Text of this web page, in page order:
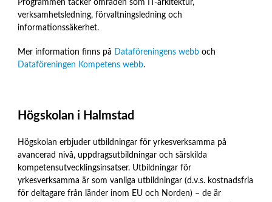
Programmen täcker områden som IT-arkitektur,
verksamhetsledning, förvaltningsledning och
informationssäkerhet.
Mer information finns på Dataföreningens webboch
Dataföreningen Kompetens webb.
Högskolan i Halmstad
Högskolan erbjuder utbildningar för yrkesverksamma på
avancerad nivå, uppdragsutbildningar och särskilda
kompetensutvecklingsinsatser. Utbildningar för
yrkesverksamma är som vanliga utbildningar (d.v.s. kostnadsfria
för deltagare från länder inom EU och Norden) – de är